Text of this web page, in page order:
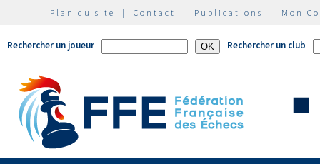
Plan du site | Contact | Publications | Mon
Rechercher un joueur Rechercher un club